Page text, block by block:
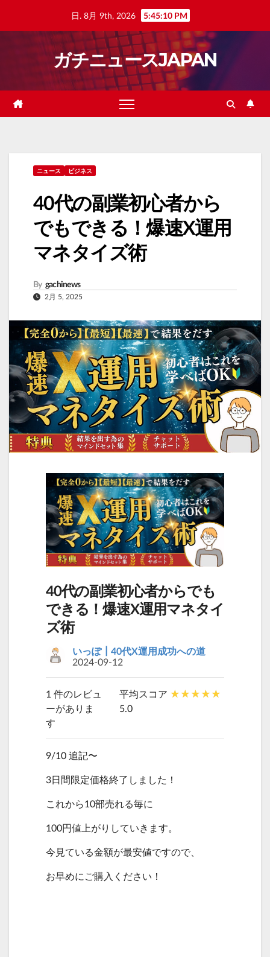
日. 8月 9th, 2026 5:45:11 PM
ガチニュースJAPAN
ニュース ビジネス
40代の副業初心者から
でもできる！爆速X運用
マネタイズ術
By gachinews
2月 5, 2025
40代の副業初心者からでも
できる！爆速X運用マネタイ
ズ術
いっぽ┃40代X運用成功への道
2024-09-12
1 件のレビュ
ーがありま
す
平均スコア
5.0
9/10 追記〜
3日間限定価格終了しました！
これから10部売れる毎に
100円値上がりしていきます。
今見ている金額が最安値ですので、
お早めにご購入ください！